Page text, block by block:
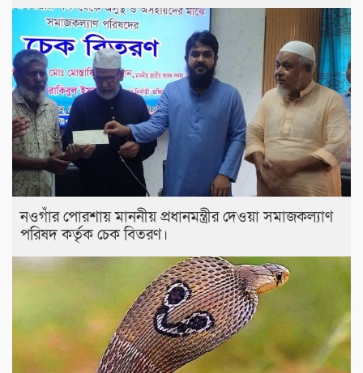
নওগাঁর পোরশায় মাননীয় প্রধানমন্ত্রীর দেওয়া সমাজকল্যাণ
পরিষদ কর্তৃক চেক বিতরণ।